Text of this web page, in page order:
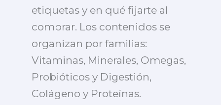
etiquetas y en qué fijarte al
comprar. Los contenidos se
organizan por familias:
Vitaminas, Minerales, Omegas,
Probióticos y Digestión,
Colágeno y Proteínas.